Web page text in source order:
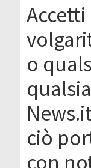
o
ciò
con